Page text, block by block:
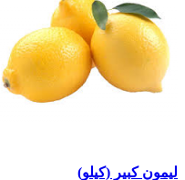
ليمون كبير (كيلو)